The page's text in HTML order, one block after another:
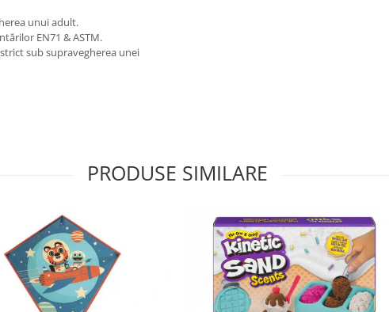
unui adult.
EN71 & ASTM.
sub supravegherea unei
PRODUSE SIMILARE